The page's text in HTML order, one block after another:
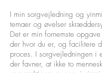
I min sorgvejledning og
temaer og øvelser
Det er min fornemste
der hvor du er, og facilitere
proces. I sorgvejledningen i
der favner, at ikke to